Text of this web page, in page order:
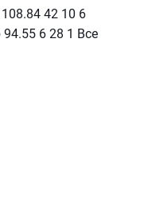
42 10 6
6 28 1 Все